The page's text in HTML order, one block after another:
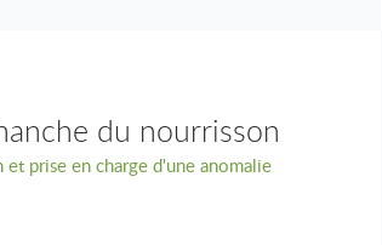
du nourrisson
prise en charge d'une anomalie